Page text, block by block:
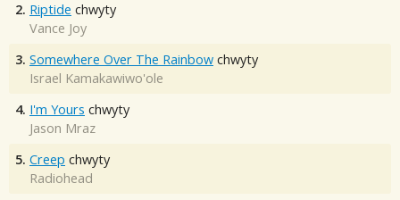
2. Riptide chwyty
Vance Joy
3. Somewhere Over The Rainbow chwyty
Israel Kamakawiwo'ole
4. I'm Yours chwyty
Jason Mraz
5. Creep chwyty
Radiohead